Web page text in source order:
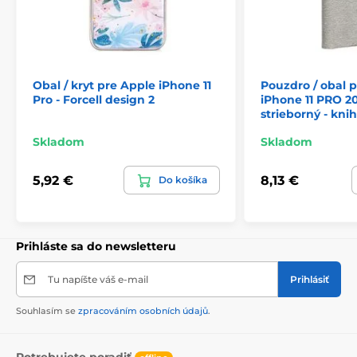
Obal / kryt pre Apple iPhone 11
Pro - Forcell design 2
Skladom
5,92 € Do košíka
Pouzdro / obal
iPhone 11 PRO
strieborný -
Skladom
8,13 €
Prihláste sa do newsletteru
Tu napíšte váš e-mail Prihlásiť
Souhlasím se zpracováním osobních údajů.